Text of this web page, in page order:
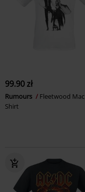
99.90 zł
Rumours Fleetwood Mac
Shirt